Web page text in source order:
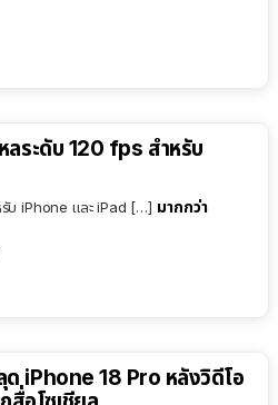
ลระดับ 120 fps สำหรับ
รับ iPhone และ iPad […] มากกว่า
iPhone 18 Pro หลังวิดีโอ